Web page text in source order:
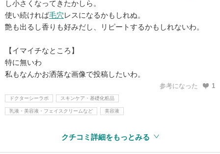
し小さくなってきたかしら。
使い続ければ毛穴レスになるかもしれぬ。
艶も出るし香りも好みだし、リピートするかもしれないわ。
【イマイチなところ】
特に無いわ
私もなんかお洒落な画像で投稿したいわ。
参考になった 1
ドクターシーラボ スキンケア・基礎化粧品
乳液・美容液・フェイスクリームなど 美容液
クチコミ詳細をもっとみる